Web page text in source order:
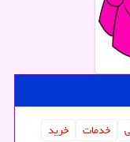
خدمات
خرید